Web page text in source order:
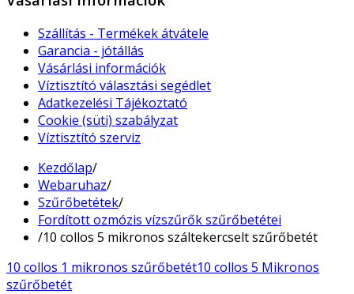
Szállítás - Termékek átvátele
Garancia - jótállás
Vásárlási információk
Víztisztító választási segédlet
Adatkezelési Tájékoztató
Cookie (süti) szabályzat
Víztisztító szerviz
Kezdőlap/
Webaruhaz/
Szűrőbetétek/
Fordított ozmózis vízszűrők szűrőbetétei
/10 collos 5 mikronos száltekercselt szűrőbetét
10 collos 1 mikronos szűrőbetét10 collos 5 Mikronos
szűrőbetét